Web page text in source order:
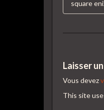
square
Laisser
Vous devez
This site